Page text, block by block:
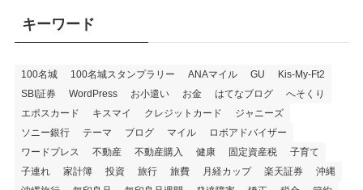
キーワード
100名城 100名城スタンプラリー ANAマイル GU
Kis-My-Ft2
SBI証券
WordPress お小遣い お金 はてなブログ
へそくり
エポスカード
キスマイ クレジットカード
ジャニーズ
ソニー銀行
テーマ ブログ マイル
ロボアドバイザー
ワードプレス
不動産 不動産購入 健康 固定資産税
子育て
子連れ
家計簿 投資 旅行 旅費 月経カップ 楽天証券
沖縄